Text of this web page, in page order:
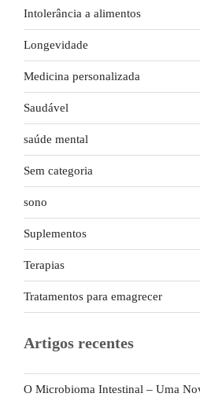
Intolerância a alimentos
Longevidade
Medicina personalizada
Saudável
saúde mental
Sem categoria
sono
Suplementos
Terapias
Tratamentos para emagrecer
Artigos recentes
O Microbioma Intestinal – Uma